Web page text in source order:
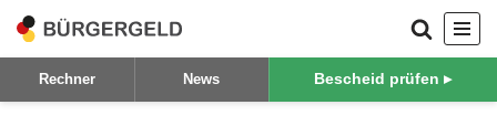
Zum
Inhalt
Rechner News Bescheid prüfen ▸